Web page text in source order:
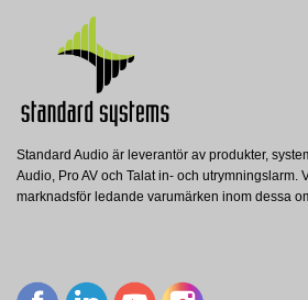
Standard Audio är leverantör av produkter,
Audio, Pro AV och Talat in- och utrymningslarm.
marknadsför ledande varumärken inom dessa